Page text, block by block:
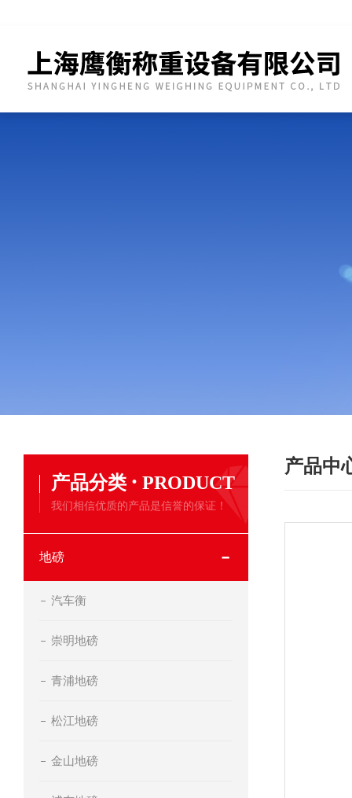
产品分类 · PRODUCT
我们相信优质的产品是信誉的保证！
地磅
汽车衡
崇明地磅
青浦地磅
松江地磅
金山地磅
产品中